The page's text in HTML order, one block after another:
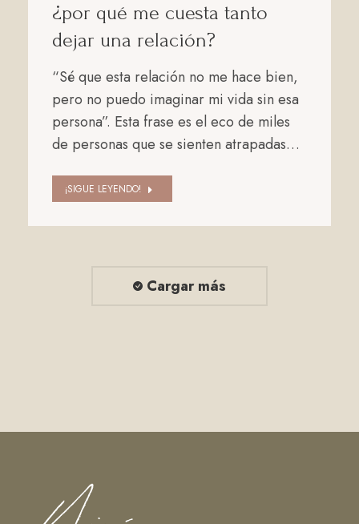
¿por qué me cuesta tanto
dejar una relación?
“Sé que esta relación no me hace bien,
pero no puedo imaginar mi vida sin esa
persona”. Esta frase es el eco de miles
de personas que se sienten atrapadas…
¡SIGUE LEYENDO!
Cargar más